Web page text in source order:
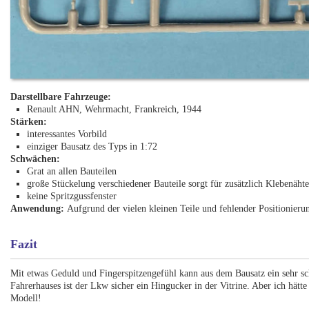
Darstellbare Fahrzeuge:
Renault AHN, Wehrmacht, Frankreich, 1944
Stärken:
interessantes Vorbild
einziger Bausatz des Typs in 1:72
Schwächen:
Grat an allen Bauteilen
große Stückelung verschiedener Bauteile sorgt für zusätzlich Klebenähte
keine Spritzgussfenster
Anwendung:Aufgrund der vielen kleinen Teile und fehlender
Fazit
Mit etwas Geduld und Fingerspitzengefühl kann aus dem Bausatz ein sehr
Fahrerhauses ist der Lkw sicher ein Hingucker in der Vitrine. Aber ich
Modell!